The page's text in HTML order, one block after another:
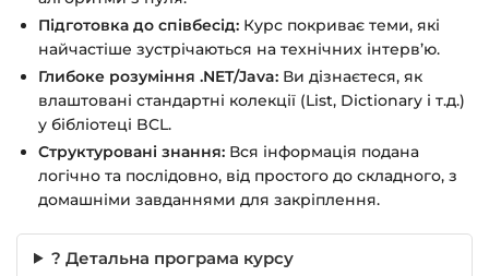
Підготовка до співбесід: Курс покриває теми, які
найчастіше зустрічаються на технічних інтерв’ю.
Глибоке розуміння .NET/Java: Ви дізнаєтеся, як
влаштовані стандартні колекції (List, Dictionary і т.д.)
у бібліотеці BCL.
Структуровані знання: Вся інформація подана
логічно та послідовно, від простого до складного, з
домашніми завданнями для закріплення.
? Детальна програма курсу